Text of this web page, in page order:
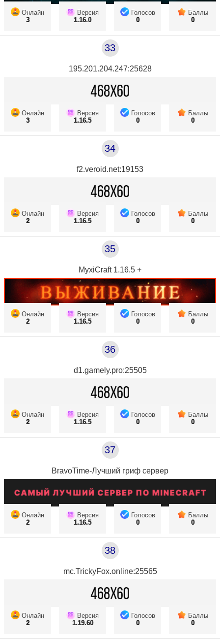
Онлайн
3
Версия
1.16.0
Голосов
0
Баллы
0
33
195.201.204.247:25628
Онлайн
3
Версия
1.16.5
Голосов
0
Баллы
0
34
f2.veroid.net:19153
Онлайн
2
Версия
1.16.5
Голосов
0
Баллы
0
35
MyxiCraft 1.16.5 +
Онлайн
2
Версия
1.16.5
Голосов
0
Баллы
0
36
d1.gamely.pro:25505
Онлайн
2
Версия
1.16.5
Голосов
0
Баллы
0
37
BravoTime-Лучший гриф сервер
Онлайн
2
Версия
1.16.5
Голосов
0
Баллы
0
38
mc.TrickyFox.online:25565
Онлайн
2
Версия
1.19.60
Голосов
0
Баллы
0